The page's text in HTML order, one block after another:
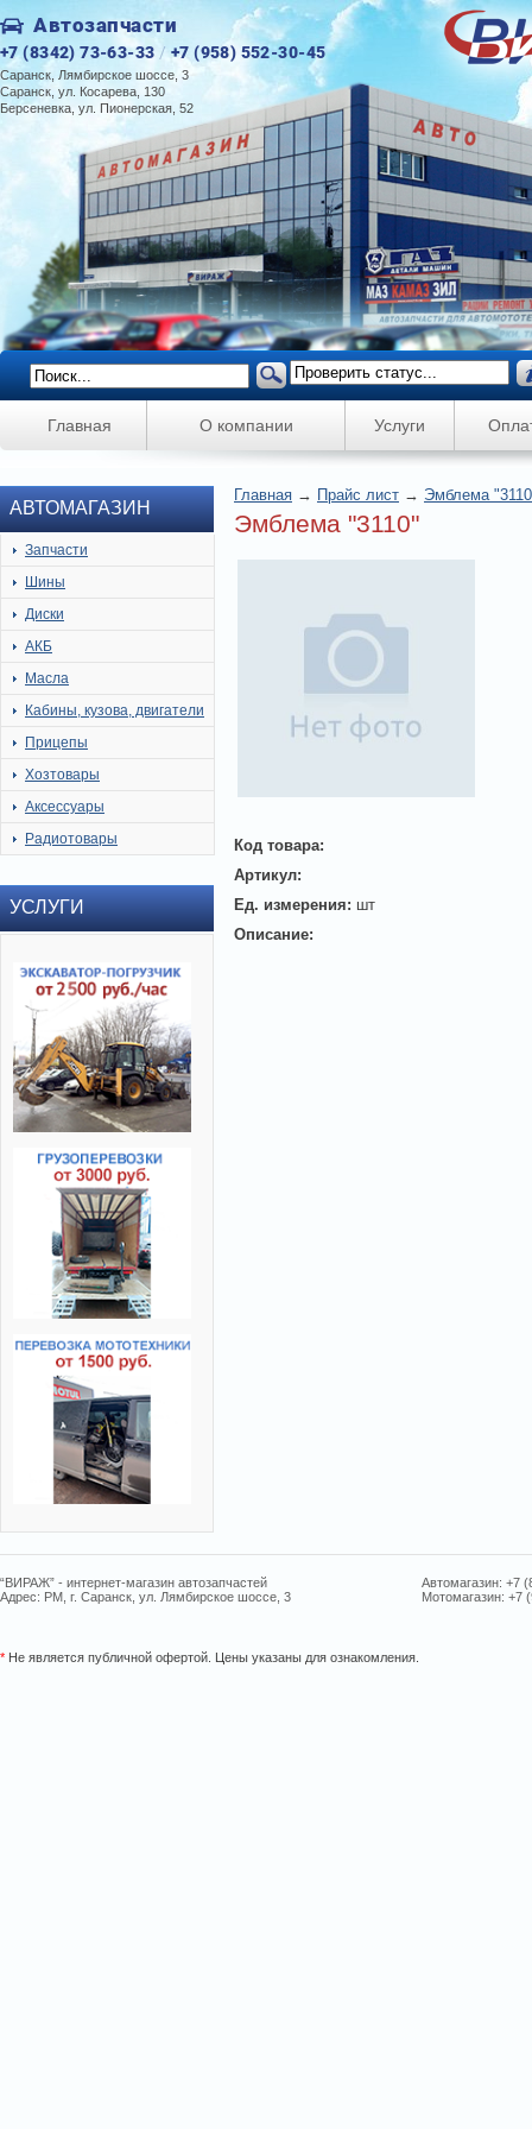
Автозапчасти
+7 (8342) 73-63-33 /+7 (958) 552-30-45
Саранск, Лямбирское шоссе, 3
Саранск, ул. Косарева, 130
Берсеневка, ул. Пионерская, 52
Главная О компании Услуги
АВТОМАГАЗИН
Запчасти
Шины
Диски
АКБ
Масла
Кабины, кузова, двигатели
Прицепы
Хозтовары
Аксессуары
Радиотовары
УСЛУГИ
Главная → Прайс лист → Эмблема
Эмблема "3110"
Код товара:
Артикул:
Ед. измерения: шт
Описание:
“ВИРАЖ” - интернет-магазин автозапчастей
Адрес: РМ, г. Саранск, ул. Лямбирское шоссе, 3
Автомагазин: +7
Мотомагазин: +7
* Не является публичной офертой. Цены указаны для ознакомления.